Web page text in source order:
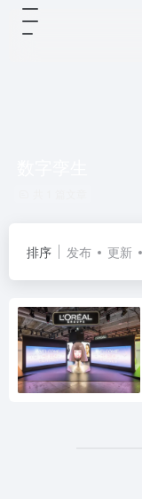
排序 发布 更新